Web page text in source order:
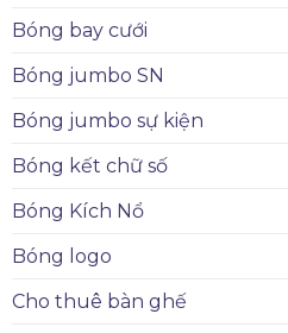
Bóng bay cưới
Bóng jumbo SN
Bóng jumbo sự kiện
Bóng kết chữ số
Bóng Kích Nổ
Bóng logo
Cho thuê bàn ghế